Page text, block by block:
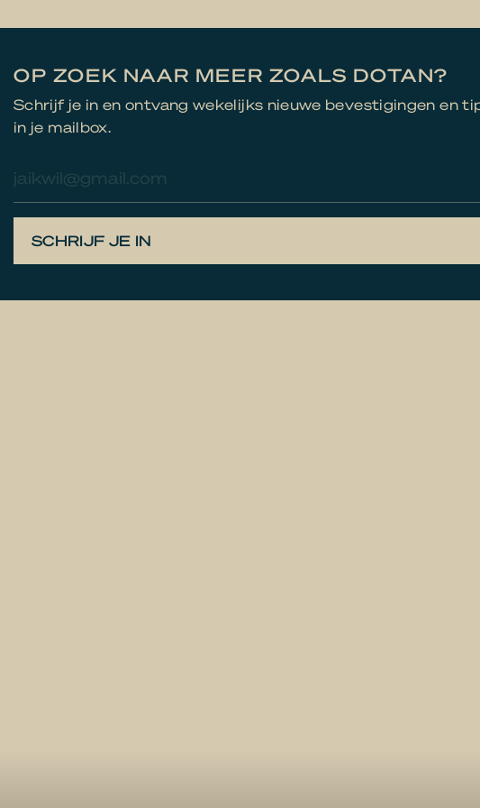
OP ZOEK NAAR MEER ZOALS DOTAN?
Schrijf je in en ontvang wekelijks nieuwe bevestigingen en
in je mailbox.
mailadres
SCHRIJF JE IN